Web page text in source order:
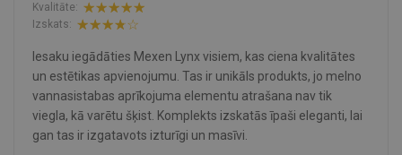
Kvalitāte:
Izskats:
Iesaku iegādāties Mexen Lynx visiem, kas ciena kvalitātes
un estētikas apvienojumu. Tas ir unikāls produkts, jo melno
vannasistabas aprīkojuma elementu atrašana nav tik
viegla, kā varētu šķist. Komplekts izskatās īpaši eleganti, lai
gan tas ir izgatavots izturīgi un masīvi.